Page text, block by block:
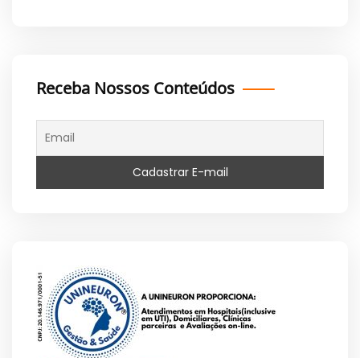
Receba Nossos Conteúdos